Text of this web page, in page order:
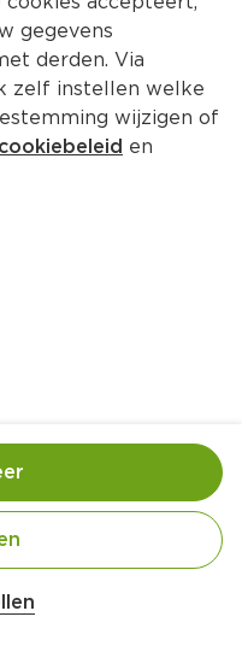
mix
verkopen wij geen
gegevens
derden. Via
zelf instellen welke
wijzigen of
cookiebeleid en